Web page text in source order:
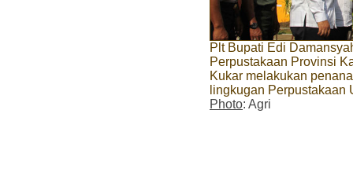
Plt Bupati Edi
Perpustakaan Provinsi
Kukar melakukan
lingkugan Perpustakaan
Photo: Agri